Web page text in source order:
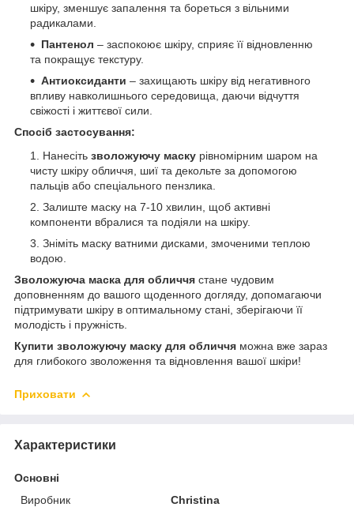
шкіру, зменшує запалення та бореться з вільними
радикалами.
Пантенол – заспокоює шкіру, сприяє її відновленню
та покращує текстуру.
Антиоксиданти – захищають шкіру від негативного
впливу навколишнього середовища, даючи відчуття
свіжості і життєвої сили.
Спосіб застосування:
Нанесіть зволожуючу маску рівномірним шаром на
чисту шкіру обличчя, шиї та декольте за допомогою
пальців або спеціального пензлика.
Залиште маску на 7-10 хвилин, щоб активні
компоненти вбралися та подіяли на шкіру.
Зніміть маску ватними дисками, змоченими теплою
водою.
Зволожуюча маска для обличчя стане чудовим
доповненням до вашого щоденного догляду, допомагаючи
підтримувати шкіру в оптимальному стані, зберігаючи її
молодість і пружність.
Купити зволожуючу маску для обличчя можна вже зараз
для глибокого зволоження та відновлення вашої шкіри!
Приховати
Характеристики
Основні
Виробник
Christina